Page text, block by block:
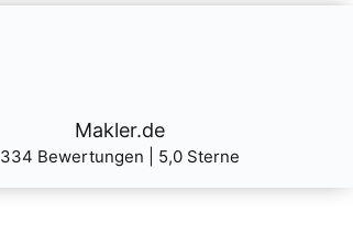
Makler.de
334 Bewer­tun­gen | 5,0 Ster­ne